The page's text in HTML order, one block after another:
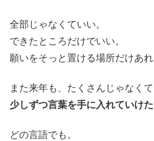
全部じゃなくていい。
できたところだけでいい。
願いをそっと置ける場所だけあれ
また来年も、たくさんじゃなく
少しずつ言葉を手に入れていけた
どの言語でも。